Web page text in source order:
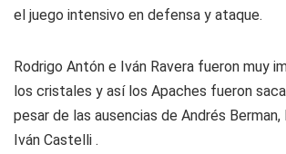
el juego intensivo en defensa y ataque.
Rodrigo Antón e Iván Ravera fueron muy
los cristales y así los Apaches fueron
pesar de las ausencias de Andrés
Iván Castelli .